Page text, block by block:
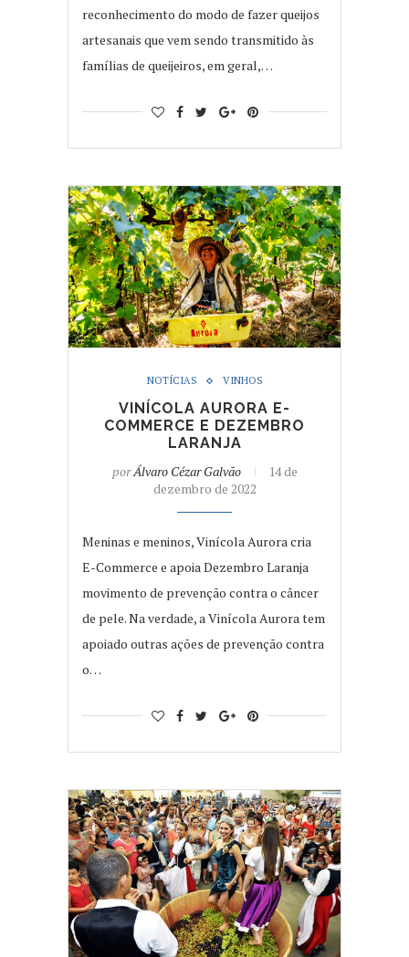
reconhecimento do modo de fazer queijos
artesanais que vem sendo transmitido às
famílias de queijeiros, em geral,…
NOTÍCIAS VINHOS
VINÍCOLA AURORA E-
COMMERCE E DEZEMBRO
LARANJA
porÁlvaro Cézar Galvão
14 de
dezembro de 2022
Meninas e meninos, Vinícola Aurora cria
E-Commerce e apoia Dezembro Laranja
movimento de prevenção contra o câncer
de pele. Na verdade, a Vinícola Aurora tem
apoiado outras ações de prevenção contra
o…